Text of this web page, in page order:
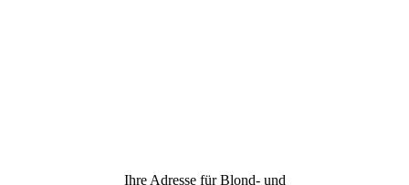
Ihre Adresse für Blond- und